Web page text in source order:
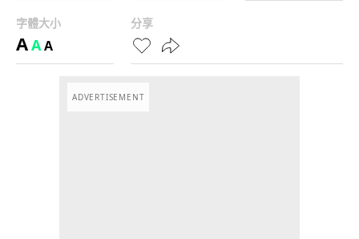
字體大小
AAA
分享
ADVERTISEMENT